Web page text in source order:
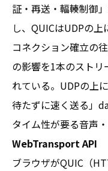
証・再送・輻輳制御
し、QUICはUDPの上
コネクション確立の
の影響を1本のスト
れている。UDPの上
待たずに速く送る」
タイム性が要る音声
WebTransport API
ブラウザがQUIC（